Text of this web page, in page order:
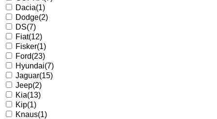
Dacia(1)
Dodge(2)
DS(7)
Fiat(12)
Fisker(1)
Ford(23)
Hyundai(7)
Jaguar(15)
Jeep(2)
Kia(13)
Kip(1)
Knaus(1)